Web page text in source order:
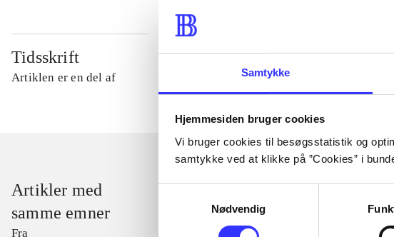
Samtykke
Hjemmesiden bruger cookies
Vi bruger cookies til besøgsstatistik og
samtykke ved at klikke på ”Cookies” i
Nødvendig
Tidsskrift
Artiklen er en del af
Artikler med
samme emner
Fra